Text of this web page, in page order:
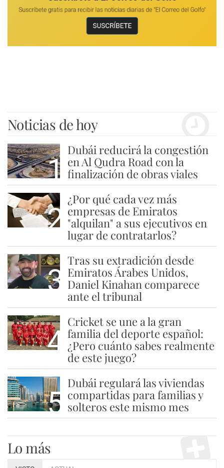
Noticias de hoy
1
Dubái reducirá la congestión
en Al Qudra Road con la
finalización de obras viales
2
¿Por qué cada vez más
empresas de Emiratos
"alquilan" a sus ejecutivos en
lugar de contratarlos?
3
Tras su extradición desde
Emiratos Árabes Unidos,
Daniel Kinahan comparece
ante el tribunal
4
Cricket se une a la gran
familia del deporte español:
¿Pero cuánto sabes realmente
de este juego?
5
Dubái regulará las viviendas
compartidas para familias y
solteros este mismo mes
Lo más